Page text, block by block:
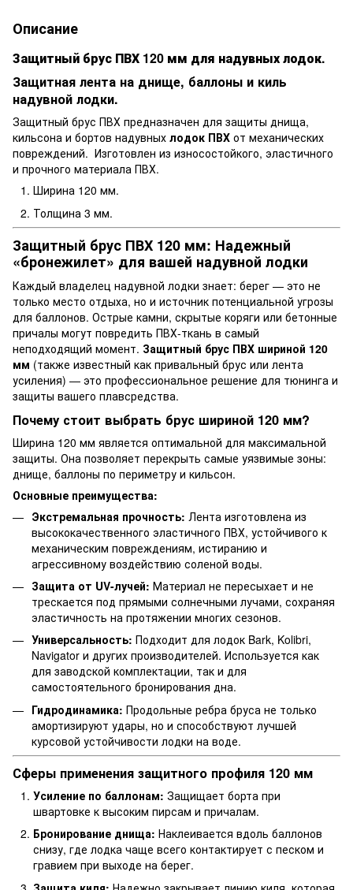
Описание
Защитный брус ПВХ 120 мм для надувных лодок.
Защитная лента на днище, баллоны и киль
надувной лодки.
Защитный брус ПВХ предназначен для защиты днища,
кильсона и бортов надувных лодок ПВХ от механических
повреждений. Изготовлен из износостойкого, эластичного
и прочного материала ПВХ.
Ширина 120 мм.
Толщина 3 мм.
Защитный брус ПВХ 120 мм: Надежный
«бронежилет» для вашей надувной лодки
Каждый владелец надувной лодки знает: берег — это не
только место отдыха, но и источник потенциальной угрозы
для баллонов. Острые камни, скрытые коряги или бетонные
причалы могут повредить ПВХ-ткань в самый
неподходящий момент. Защитный брус ПВХ шириной 120
мм (также известный как привальный брус или лента
усиления) — это профессиональное решение для тюнинга и
защиты вашего плавсредства.
Почему стоит выбрать брус шириной 120 мм?
Ширина 120 мм является оптимальной для максимальной
защиты. Она позволяет перекрыть самые уязвимые зоны:
днище, баллоны по периметру и кильсон.
Основные преимущества:
Экстремальная прочность: Лента изготовлена из
высококачественного эластичного ПВХ, устойчивого к
механическим повреждениям, истиранию и
агрессивному воздействию соленой воды.
Защита от UV-лучей: Материал не пересыхает и не
трескается под прямыми солнечными лучами, сохраняя
эластичность на протяжении многих сезонов.
Универсальность: Подходит для лодок Bark, Kolibri,
Navigator и других производителей. Используется как
для заводской комплектации, так и для
самостоятельного бронирования дна.
Гидродинамика: Продольные ребра бруса не только
амортизируют удары, но и способствуют лучшей
курсовой устойчивости лодки на воде.
Сферы применения защитного профиля 120 мм
Усиление по баллонам: Защищает борта при
швартовке к высоким пирсам и причалам.
Бронирование днища: Наклеивается вдоль баллонов
снизу, где лодка чаще всего контактирует с песком и
гравием при выходе на берег.